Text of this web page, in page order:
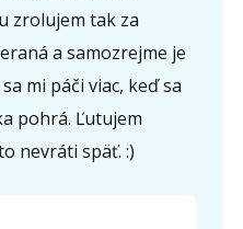
zrolujem tak za
a samozrejme je
mi páči viac, keď sa
pohrá. Ľutujem
nevráti späť. :)